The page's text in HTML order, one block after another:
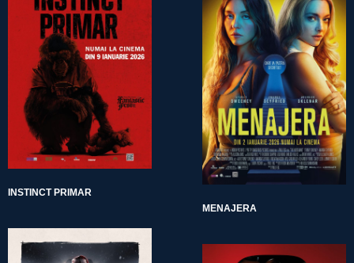
INSTINCT PRIMAR
MENAJERA